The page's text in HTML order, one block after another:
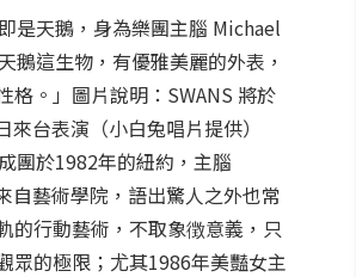
是天鵝，身為樂團主腦 Michael
鵝這生物，有優雅美麗的外表，
格。」圖片說明：SWANS 將於
來台表演（小白兔唱片提供）
團於1982年的紐約，主腦
自藝術學院，語出驚人之外也常
的行動藝術，不取象徴意義，只
眾的極限；尤其1986年美豔女主